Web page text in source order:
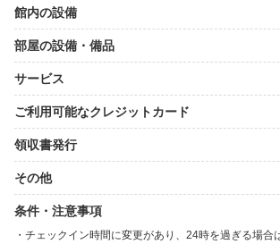
館内の設備
部屋の設備・備品
サービス
ご利用可能なクレジットカード
領収書発行
その他
条件・注意事項
チェックイン時間に変更があり、24時を過ぎる場合